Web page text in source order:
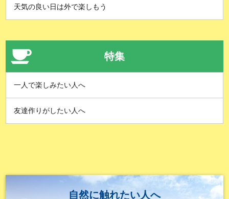
天気の良い日は外で楽しもう
特集
一人で楽しみたい人へ
友達作りがしたい人へ
自然に触れたい人へ